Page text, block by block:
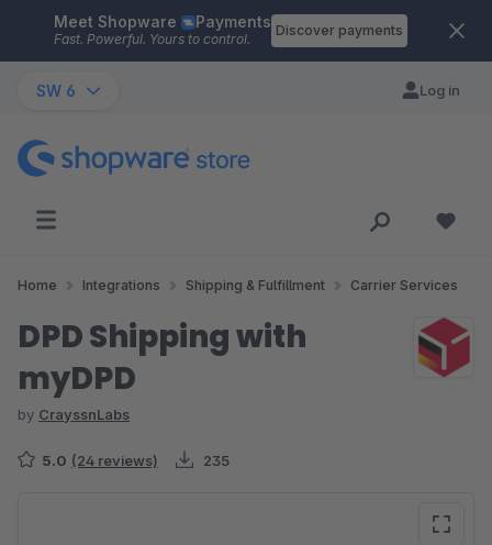
Skip to main content
Meet Shopware Payments
Fast. Powerful. Yours to control.
Discover payments
SW 6 Log in
Home Integrations Shipping & Fulfillment Carrier Services
DPD Shipping with
myDPD
by CrayssnLabs
5.0 (24 reviews) 235